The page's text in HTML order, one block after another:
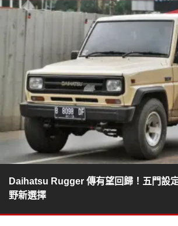
Daihatsu Rugger 傳有望回歸！五門設
野新選擇